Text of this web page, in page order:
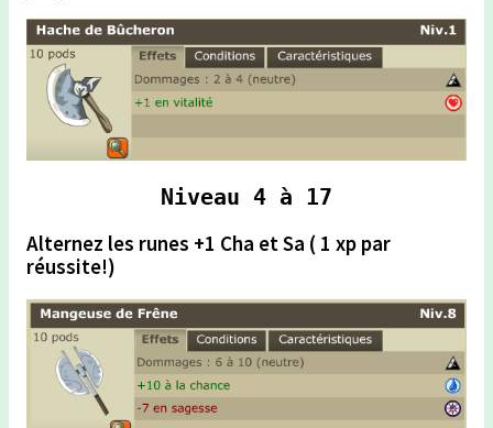
Niveau 4 à 17
Alternez les runes +1 Cha et Sa ( 1 xp par
réussite!)